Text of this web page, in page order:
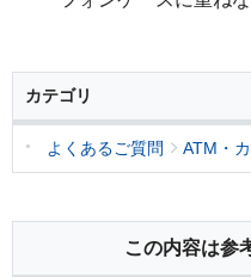
カテゴリ
よくあるご質問 ATM・
この内容は参